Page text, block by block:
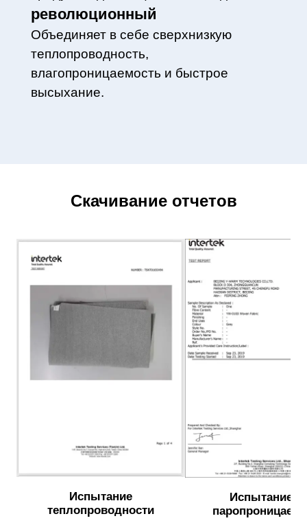
революционный
Объединяет в себе сверхнизкую
теплопроводность,
влагопроницаемость и быстрое
высыхание.
Скачивание отчетов
Испытание
теплопроводности
Испытание